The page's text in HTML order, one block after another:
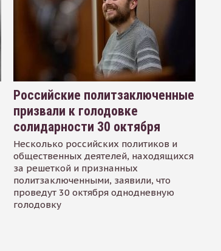
Российские политзаключенные
призвали к голодовке
солидарности 30 октября
Несколько российских политиков и
общественных деятелей, находящихся
за решеткой и признанных
политзаключенными, заявили, что
проведут 30 октября однодневную
голодовку